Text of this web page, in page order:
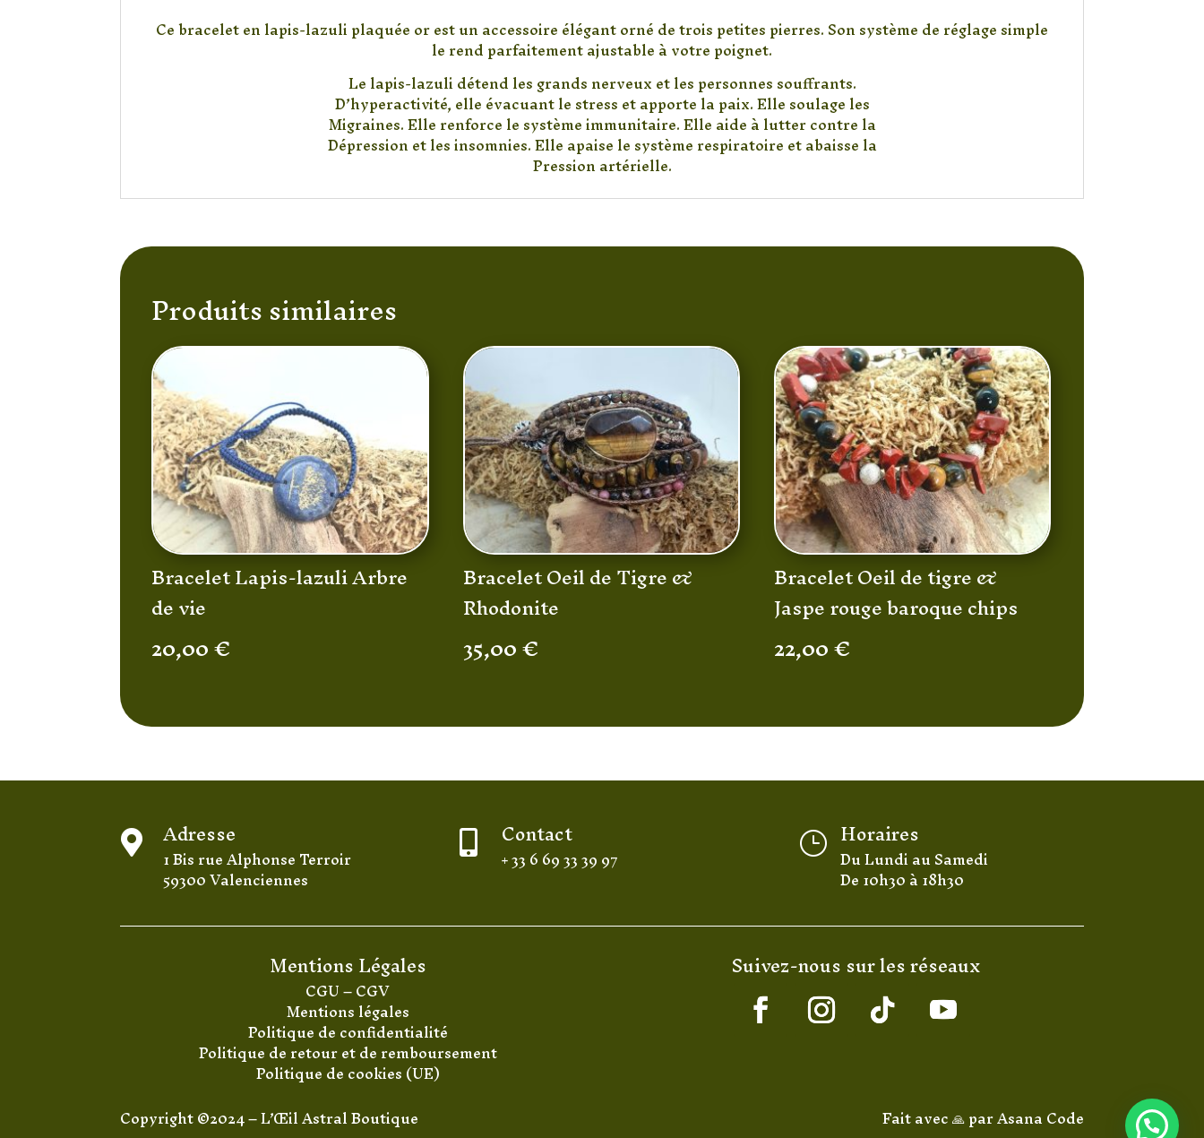
Ce bracelet en lapis-lazuli plaquée or est un accessoire élégant orné de trois petites pierres. Son système de réglage simple
le rend parfaitement ajustable à votre poignet.
Le lapis-lazuli détend les grands nerveux et les personnes souffrants.
D’hyperactivité, elle évacuant le stress et apporte la paix. Elle soulage les
Migraines. Elle renforce le système immunitaire. Elle aide à lutter contre la
Dépression et les insomnies. Elle apaise le système respiratoire et abaisse la
Pression artérielle.
Produits similaires
Bracelet Lapis-lazuli Arbre
de vie
20,00€
Bracelet Oeil de Tigre &
Rhodonite
35,00€
Bracelet Oeil de tigre &
Jaspe rouge baroque chips
22,00€
 Adresse
1 Bis rue Alphonse Terroir
59300 Valenciennes
 Contact
+ 33 6 69 33 39 97
} Horaires
Du Lundi au Samedi
De 10h30 à 18h30
Mentions Légales
CGU–CGV
Mentions légales
Politique de confidentialité
Politique de retour et de remboursement
Politique de cookies (UE)
Suivez-nous sur les réseaux
Copyright ©2024 – L’Œil Astral Boutique Fait avec 🙏 parAsana Code